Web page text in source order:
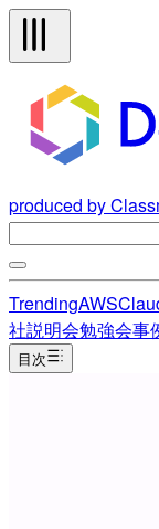
produced by
TrendingAWS
社説明会勉強会事
目次